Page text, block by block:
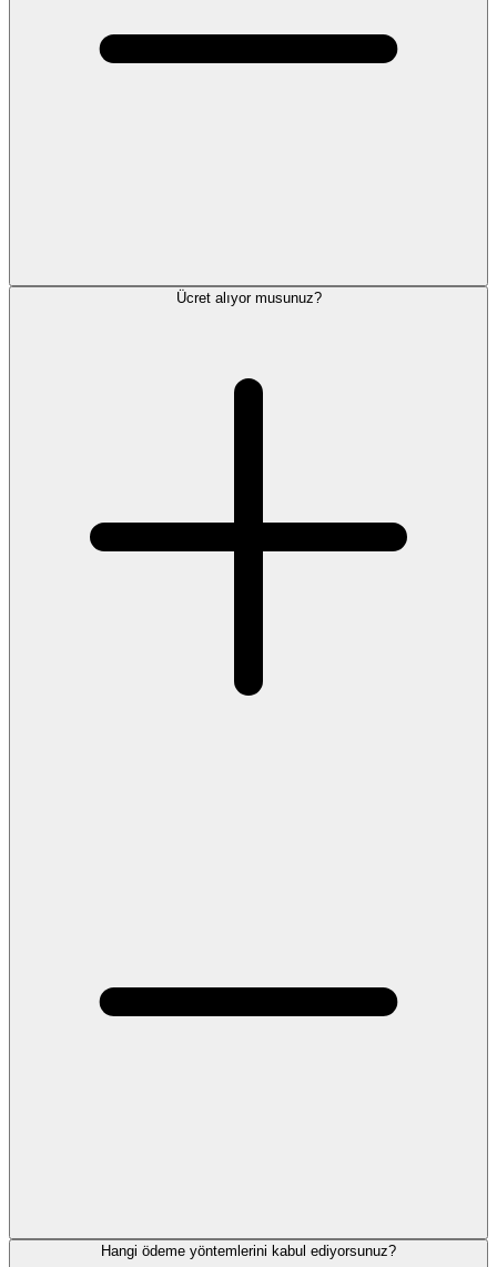
Ücret alıyor musunuz?
Hangi ödeme yöntemlerini kabul ediyorsunuz?